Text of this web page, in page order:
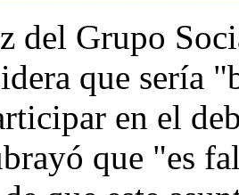
del Grupo
que sería
en el
que "es